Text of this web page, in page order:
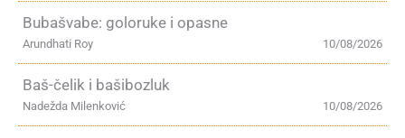
Bubašvabe: goloruke i opasne
10/08/2026
Arundhati Roy
Baš-čelik i bašibozluk
10/08/2026
Nadežda Milenković